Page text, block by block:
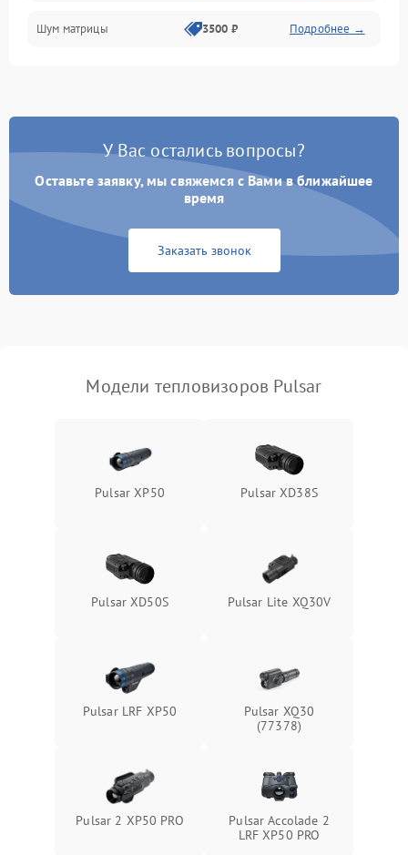
Проблемы питания
Проблемы с объективом
Шум матрицы 3500 ₽ Подробнее →
У Вас остались вопросы?
Оставьте заявку, мы свяжемся с Вами в ближайшее
время
Заказать звонок
Модели тепловизоров Pulsar
Pulsar XP50 Pulsar XD38S
Pulsar XD50S Pulsar Lite XQ30V
Pulsar LRF XP50
Pulsar XQ30
(77378)
Pulsar 2 XP50 PRO
Pulsar Accolade 2
LRF XP50 PRO